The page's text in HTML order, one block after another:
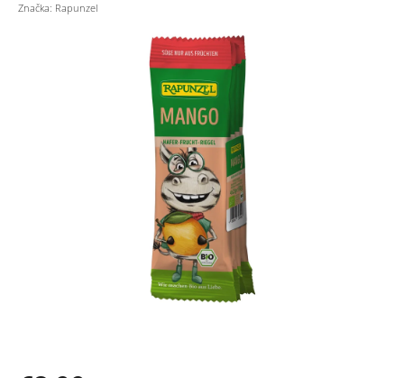
hodnotenie
Značka: Rapunzel